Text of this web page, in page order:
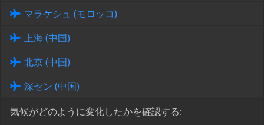
マラケシュ (モロッコ)
上海 (中国)
北京 (中国)
深セン (中国)
気候がどのように変化したかを確認する: